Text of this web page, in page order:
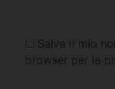
Salva il mio
browser per la